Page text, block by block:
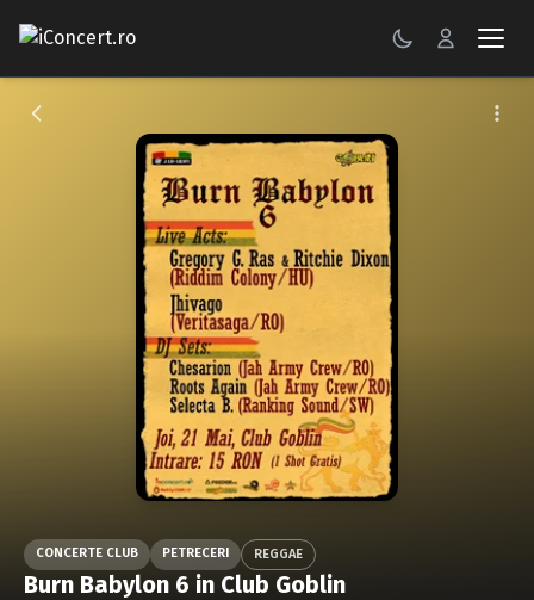
CONCERTE
Caută în site...
CONCERTE CLUB PETRECERI REGGAE
Burn Babylon 6 in Club Goblin